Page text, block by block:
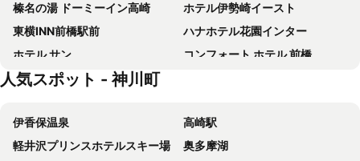
榛名の湯 ドーミーイン高崎
ホテル伊勢崎イースト
東横INN前橋駅前
ハナホテル花園インター
ホテル サン
コンフォート ホテル 前橋
アパホテル 前橋駅北
ハーベストホテル
いやし処 ほてる寛楽 本庄早稲田駅前
ホテル 123高崎
パークイン高崎
人気スポット - 神川町
伊香保温泉
高崎駅
軽井沢プリンスホテルスキー場
奥多摩湖